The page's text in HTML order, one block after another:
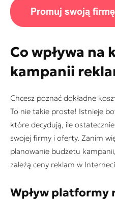
Co wpływa na
kampanii
Chcesz poznać dokładne
To nie takie proste! Istnieje
które decydują, ile
swojej firmy i oferty. Zanim
planowanie budżetu
zależą ceny reklam w
Wpływ platformy